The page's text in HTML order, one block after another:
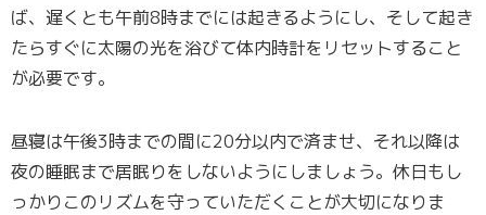
ば、遅くとも午前8時までには起きるようにし、そして起き
たらすぐに太陽の光を浴びて体内時計をリセットすること
が必要です。
昼寝は午後3時までの間に20分以内で済ませ、それ以降は
夜の睡眠まで居眠りをしないようにしましょう。休日もし
っかりこのリズムを守っていただくことが大切になりま